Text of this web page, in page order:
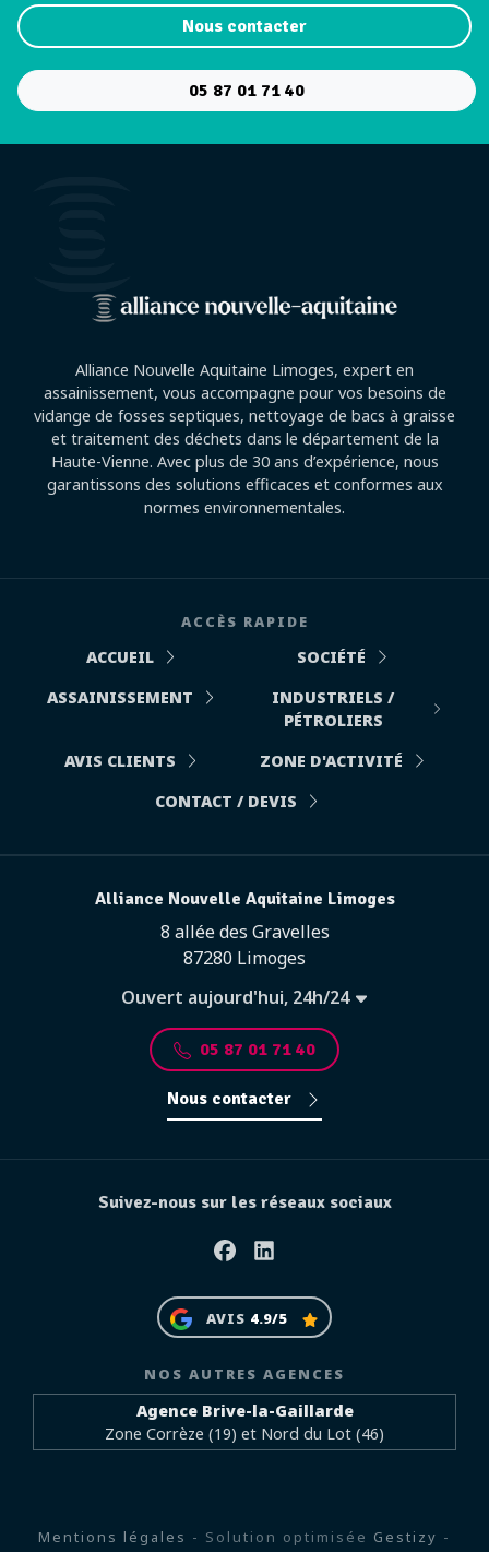
Nous contacter
05 87 01 71 40
Alliance Nouvelle Aquitaine Limoges, expert en
assainissement, vous accompagne pour vos besoins de
vidange de fosses septiques, nettoyage de bacs à graisse
et traitement des déchets dans le département de la
Haute-Vienne. Avec plus de 30 ans d’expérience, nous
garantissons des solutions efficaces et conformes aux
normes environnementales.
ACCÈS RAPIDE
ACCUEIL
SOCIÉTÉ
ASSAINISSEMENT
INDUSTRIELS /
PÉTROLIERS
AVIS CLIENTS
ZONE D'ACTIVITÉ
CONTACT / DEVIS
Alliance Nouvelle Aquitaine Limoges
8 allée des Gravelles
87280 Limoges
Ouvert aujourd'hui, 24h/24
05 87 01 71 40
Nous contacter
Suivez-nous sur les réseaux sociaux
FacebookLinkedin
AVIS 4.9/5
NOS AUTRES AGENCES
Agence Brive-la-Gaillarde
Zone Corrèze (19) et Nord du Lot (46)
Mentions légales - Solution optimisée Gestizy -